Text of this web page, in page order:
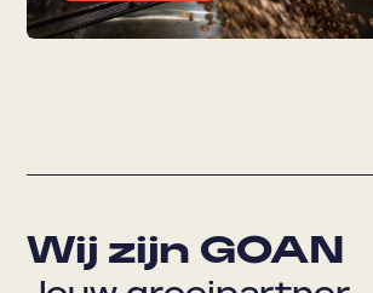
Wij zijn GOAN